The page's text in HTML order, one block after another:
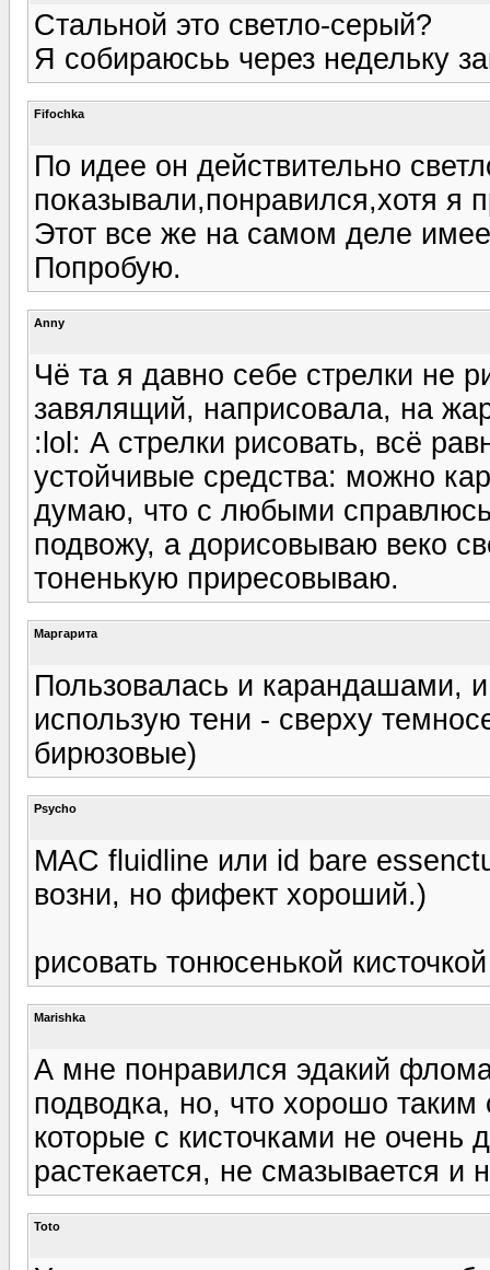
Cтальной это светло-серый?
Я собираюсьь через недельку
Fifochka
По идее он действительно
показывали,понравился,хотя я
Этот все же на самом деле
Попробую.
Anny
Чё та я давно себе стрелки не
завялящий, наприсовала, на
:lol: А стрелки рисовать, всё
устойчивые средства: можно
думаю, что с любыми
подвожу, а дорисовываю веко
тоненькую приресовываю.
Маргарита
Пользовалась и карандашами,
использую тени - сверху
бирюзовые)
Psycho
MAC fluidline или id bare
возни, но фифект хороший.)
рисовать тонюсенькой
Marishka
А мне понравился эдакий
подводка, но, что хорошо
которые с кисточками не
растекается, не смазывается и
Toto